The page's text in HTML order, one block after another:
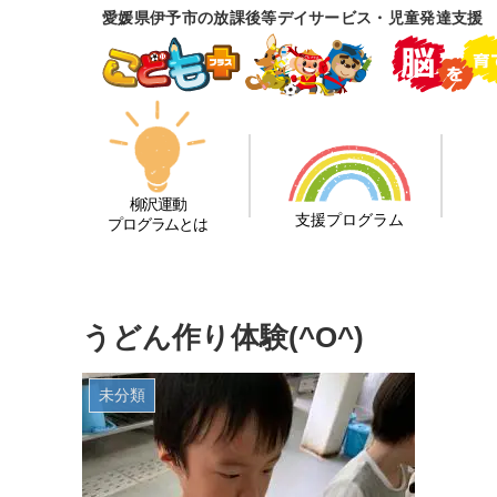
愛媛県伊予市の放課後等デイサービス・児童発達支
柳沢運動
プログラムとは
支援プログラム
うどん作り体験(^O^)
未分類